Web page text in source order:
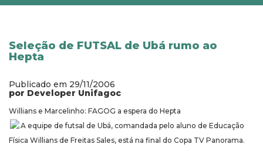
Seleção de FUTSAL de Ubá rumo ao
Hepta
Publicado em 29/11/2006
por Developer Unifagoc
Willians e Marcelinho: FAGOG a espera do Hepta
A equipe de futsal de Ubá, comandada pelo aluno de Educação
Física Willians de Freitas Sales, está na final do Copa TV Panorama.